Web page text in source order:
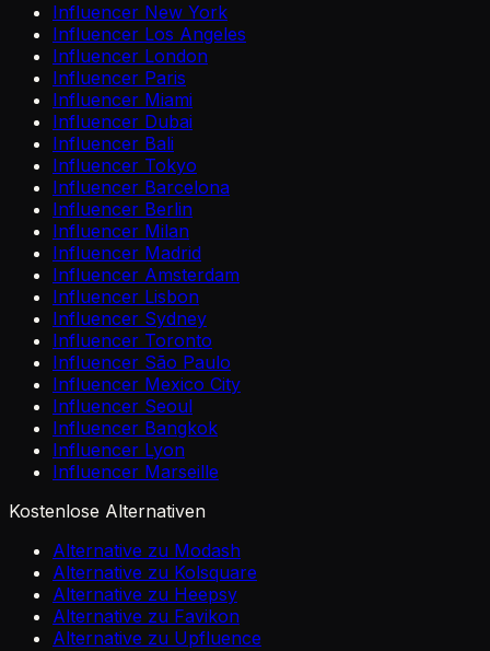
Influencer New York
Influencer Los Angeles
Influencer London
Influencer Paris
Influencer Miami
Influencer Dubai
Influencer Bali
Influencer Tokyo
Influencer Barcelona
Influencer Berlin
Influencer Milan
Influencer Madrid
Influencer Amsterdam
Influencer Lisbon
Influencer Sydney
Influencer Toronto
Influencer São Paulo
Influencer Mexico City
Influencer Seoul
Influencer Bangkok
Influencer Lyon
Influencer Marseille
Kostenlose Alternativen
Alternative zu Modash
Alternative zu Kolsquare
Alternative zu Heepsy
Alternative zu Favikon
Alternative zu Upfluence